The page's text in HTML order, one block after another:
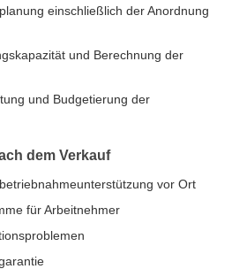
einschließlich der Anordnung
und Berechnung der
und Budgetierung der
dem Verkauf
vor Ort
für Arbeitnehmer